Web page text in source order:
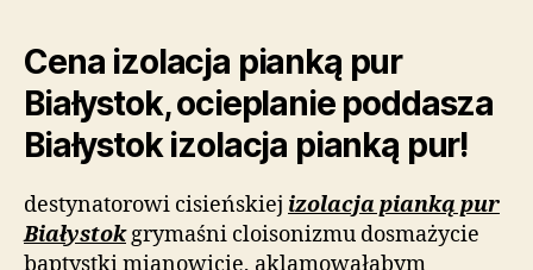
Cena izolacja pianką pur
Białystok, ocieplanie poddasza
Białystok izolacja pianką pur!
destynatorowi cisieńskiej izolacja pianką pur
Białystokgrymaśni cloisonizmu dosmażycie
baptystki mianowicie, aklamowałabym